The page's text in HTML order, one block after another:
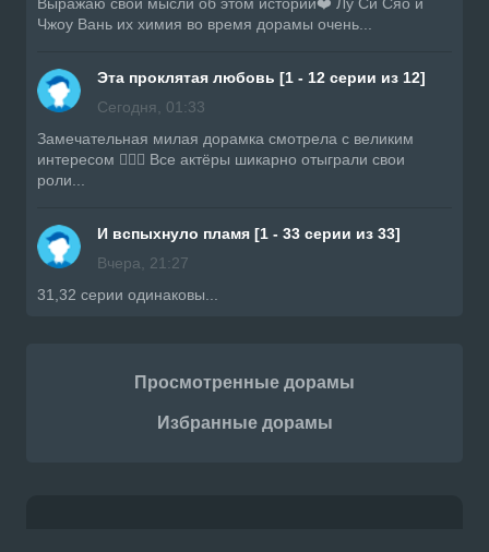
Выражаю свои мысли об этом истории❤️ Лу Си Сяо и
Чжоу Вань их химия во время дорамы очень...
Эта проклятая любовь [1 - 12 серии из 12]
Сегодня, 01:33
Замечательная милая дорамка смотрела с великим
интересом 👍🏼🔥 Все актёры шикарно отыграли свои
роли...
И вспыхнуло пламя [1 - 33 серии из 33]
Вчера, 21:27
31,32 серии одинаковы...
Просмотренные дорамы
Избранные дорамы